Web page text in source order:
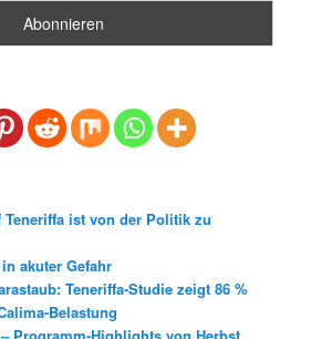
Teneriffa ist von der Politik zu
akuter Gefahr
Teneriffa-Studie zeigt 86 %
Belastung